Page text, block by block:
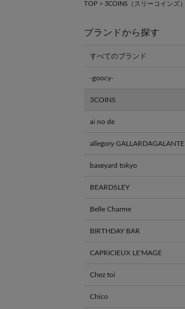
TOP > 3COINS（スリーコインズ）
ブランドから探す
すべてのブランド
-goocy-
3COINS
ai no de
allegory GALLARDAGALANTE
baseyard tokyo
BEARDSLEY
Belle Charme
BIRTHDAY BAR
CAPRICIEUX LE'MAGE
Chez toi
Chico